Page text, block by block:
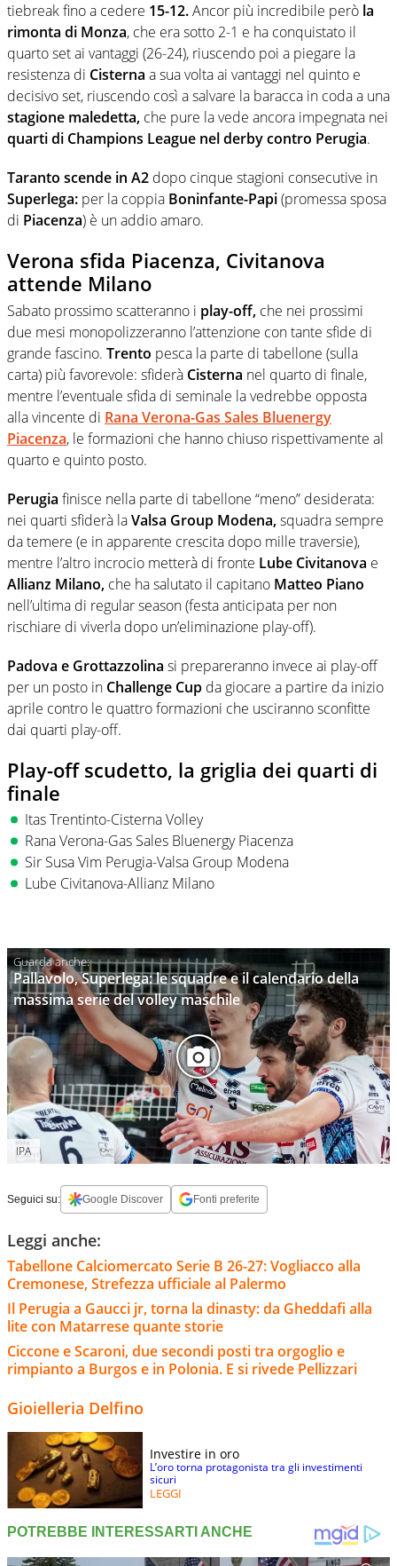
tiebreak fino a cedere 15-12.Ancor più incredibile però la
rimonta di Monza, che era sotto 2-1 e ha conquistato il
quarto set ai vantaggi (26-24), riuscendo poi a piegare la
resistenza di Cisterna a sua volta ai vantaggi nel quinto e
decisivo set, riuscendo così a salvare la baracca in coda a una
stagione maledetta, che pure la vede ancora impegnata nei
quarti di Champions League nel derby contro Perugia.
Taranto scende in A2 dopo cinque stagioni consecutive in
Superlega: per la coppia Boninfante-Papi(promessa sposa
di Piacenza) è un addio amaro.
Verona sfida Piacenza, Civitanova
attende Milano
Sabato prossimo scatteranno i play-off, che nei prossimi
due mesi monopolizzeranno l’attenzione con tante sfide di
grande fascino. Trento pesca la parte di tabellone (sulla
carta) più favorevole: sfiderà Cisterna nel quarto di finale,
mentre l’eventuale sfida di seminale la vedrebbe opposta
alla vincente di Rana Verona-Gas Sales Bluenergy
Piacenza, le formazioni che hanno chiuso rispettivamente al
quarto e quinto posto.
Perugia finisce nella parte di tabellone “meno” desiderata:
nei quarti sfiderà laValsa Group Modena,squadra sempre
da temere (e in apparente crescita dopo mille traversie),
mentre l’altro incrocio metterà di fronte Lube Civitanova e
Allianz Milano, che ha salutato il capitano Matteo Piano
nell’ultima di regular season (festa anticipata per non
rischiare di viverla dopo un’eliminazione play-off).
Padova e Grottazzolina si prepareranno invece ai play-off
per un posto in Challenge Cup da giocare a partire da inizio
aprile contro le quattro formazioni che usciranno sconfitte
dai quarti play-off.
Play-off scudetto, la griglia dei quarti di
finale
Itas Trentinto-Cisterna Volley
Rana Verona-Gas Sales Bluenergy Piacenza
Sir Susa Vim Perugia-Valsa Group Modena
Lube Civitanova-Allianz Milano
Pallavolo, Superlega: le squadre e il calendario della
massima serie del volley maschile
IPA
Seguici su: Google Discover Fonti preferite
Leggi anche:
Tabellone Calciomercato Serie B 26-27: Vogliacco alla
Cremonese, Strefezza ufficiale al Palermo
Il Perugia a Gaucci jr, torna la dinasty: da Gheddafi alla
lite con Matarrese quante storie
Ciccone e Scaroni, due secondi posti tra orgoglio e
rimpianto a Burgos e in Polonia. E si rivede Pellizzari
Gioielleria Delfino
Investire in oro
L’oro torna protagonista tra gli investimenti
sicuri
LEGGI